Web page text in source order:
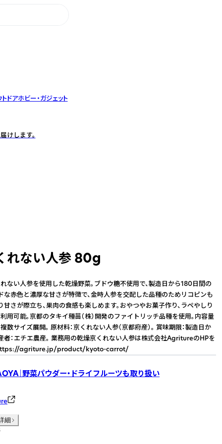
ドアホビー・ガジェット
けします。
れない人参 80g
ない人参を使用した乾燥野菜。ブドウ糖不使用で、製造日から180日間の
な赤色と濃厚な甘さが特徴で、金時人参を交配した品種のためリコピンも
甘さが際立ち、果肉の食感も楽しめます。おやつやお菓子作り、ラペやしり
用可能。京都のタキイ種苗（株）開発のファイトリッチ品種を使用。内容量
数サイズ展開。 原材料：京くれない人参（京都府産）。 賞味期限：製造日か
者：エチエ農産。 業務用の乾燥京くれない人参は株式会社AgritureのHPを
https://agriture.jp/product/kyoto-carrot/
｜野菜パウダー・ドライフルーツも取り扱い
細